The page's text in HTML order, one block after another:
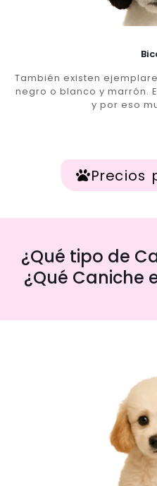
También existen
negro o blanco y marrón.
y por eso
Precios
¿Qué tipo de
¿Qué Caniche